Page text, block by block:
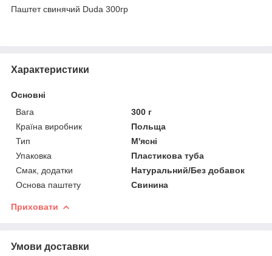
Паштет свинячий Duda 300гр
Характеристики
Основні
Вага
300 г
Країна виробник
Польща
Тип
М'ясні
Упаковка
Пластикова туба
Смак, додатки
Натуральний/Без добавок
Основа паштету
Свинина
Приховати
Умови доставки